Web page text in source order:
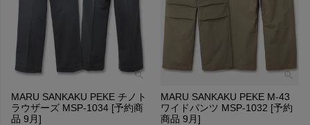
MARU SANKAKU PEKE チノト
ラウザーズ MSP-1034 [予約商
品 9月]
MARU SANKAKU PEKE M-43
ワイドパンツ MSP-1032 [予約
商品 9月]